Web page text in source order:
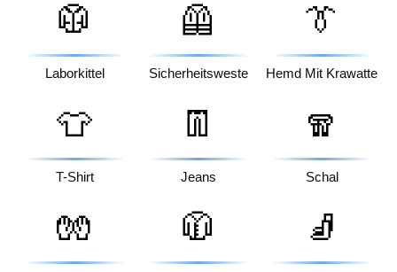
🥼
Laborkittel
🦺
Sicherheitsweste
👔
Hemd Mit Krawatte
👕
T-Shirt
👖
Jeans
🧣
Schal
🧤 🧥 🧦